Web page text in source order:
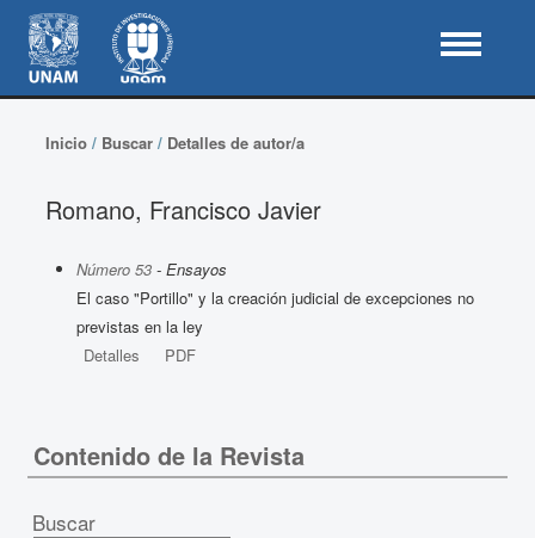
Inicio/ Buscar/ Detalles de autor/a
Romano, Francisco Javier
Número 53- Ensayos
El caso "Portillo" y la creación judicial de excepciones no
previstas en la ley
Detalles
PDF
Contenido de la Revista
Buscar